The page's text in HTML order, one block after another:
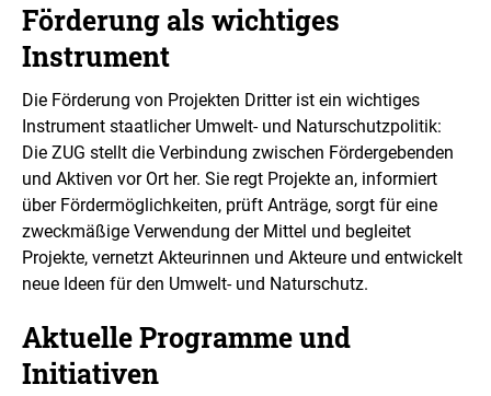
Förderung als wichtiges
Instrument
Die Förderung von Projekten Dritter ist ein wichtiges
Instrument staatlicher Umwelt- und Naturschutzpolitik:
Die ZUG stellt die Verbindung zwischen Fördergebenden
und Aktiven vor Ort her. Sie regt Projekte an, informiert
über Fördermöglichkeiten, prüft Anträge, sorgt für eine
zweckmäßige Verwendung der Mittel und begleitet
Projekte, vernetzt Akteurinnen und Akteure und entwickelt
neue Ideen für den Umwelt- und Naturschutz.
Aktuelle Programme und
Initiativen